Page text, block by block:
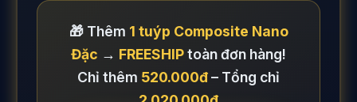
🎁 Thêm 1 tuýp Composite Nano
Đặc → FREESHIPtoàn đơn hàng!
Chỉ thêm 520.000đ– Tổng chỉ